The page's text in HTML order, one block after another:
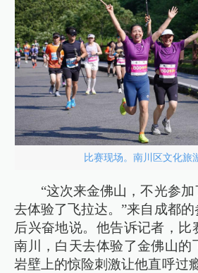
比赛现场。南川区文化旅
“这次来金佛山，不光参
去体验了飞拉达。”来自成都
后兴奋地说。他告诉记者，比
南川，白天去体验了金佛山的
岩壁上的惊险刺激让他直呼过